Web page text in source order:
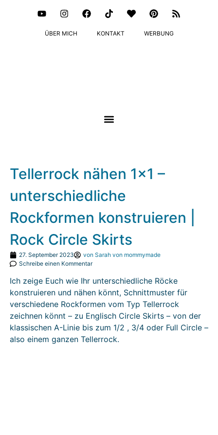
ÜBER MICH KONTAKT WERBUNG
Tellerrock nähen 1×1 –
unterschiedliche
Rockformen konstruieren |
Rock Circle Skirts
27. September 2023 von Sarah von mommymade
Schreibe einen Kommentar
Ich zeige Euch wie Ihr unterschiedliche Röcke
konstruieren und nähen könnt, Schnittmuster für
verschiedene Rockformen vom Typ Tellerrock
zeichnen könnt – zu Englisch Circle Skirts – von der
klassischen A-Linie bis zum 1/2 , 3/4 oder Full Circle –
also einem ganzen Tellerrock.